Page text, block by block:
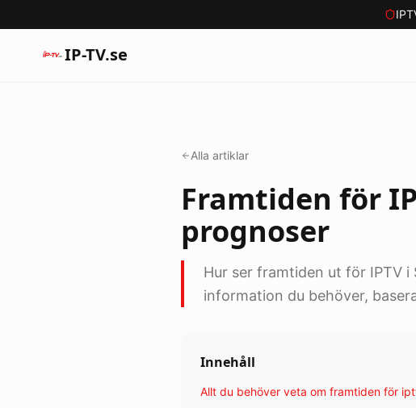
IP-TV.se
Alla artiklar
Framtiden för
prognoser
Hur ser framtiden ut för IPTV
information du behöver,
Innehåll
Allt du behöver veta om framtiden för